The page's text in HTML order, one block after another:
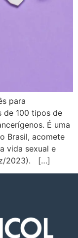
para
de 100 tipos de
É uma
Brasil, acomete
vida sexual e
2023). […]